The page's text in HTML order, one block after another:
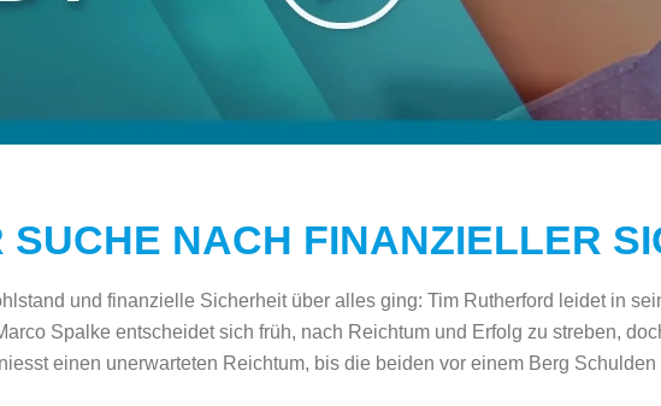
SUCHE NACH FINANZIELLER
und finanzielle Sicherheit über alles ging: Tim Rutherford leidet in
Spalke entscheidet sich früh, nach Reichtum und Erfolg zu streben,
einen unerwarteten Reichtum, bis die beiden vor einem Berg